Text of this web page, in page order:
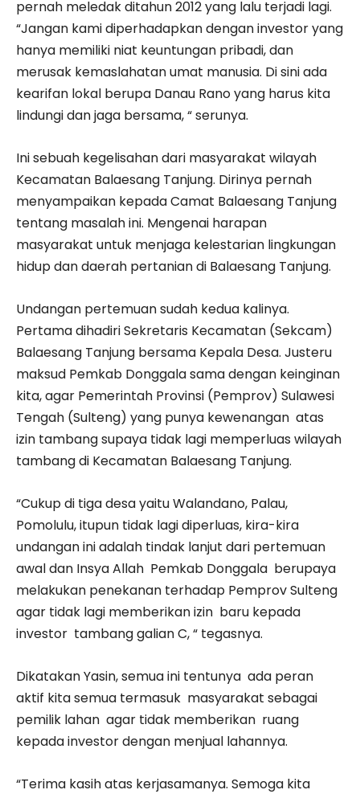
pernah meledak ditahun 2012 yang lalu terjadi lagi.
“Jangan kami diperhadapkan dengan investor yang
hanya memiliki niat keuntungan pribadi, dan
merusak kemaslahatan umat manusia. Di sini ada
kearifan lokal berupa Danau Rano yang harus kita
lindungi dan jaga bersama, “ serunya.
Ini sebuah kegelisahan dari masyarakat wilayah
Kecamatan Balaesang Tanjung. Dirinya pernah
menyampaikan kepada Camat Balaesang Tanjung
tentang masalah ini. Mengenai harapan
masyarakat untuk menjaga kelestarian lingkungan
hidup dan daerah pertanian di Balaesang Tanjung.
Undangan pertemuan sudah kedua kalinya.
Pertama dihadiri Sekretaris Kecamatan (Sekcam)
Balaesang Tanjung bersama Kepala Desa. Justeru
maksud Pemkab Donggala sama dengan keinginan
kita, agar Pemerintah Provinsi (Pemprov) Sulawesi
Tengah (Sulteng) yang punya kewenangan atas
izin tambang supaya tidak lagi memperluas wilayah
tambang di Kecamatan Balaesang Tanjung.
“Cukup di tiga desa yaitu Walandano, Palau,
Pomolulu, itupun tidak lagi diperluas, kira-kira
undangan ini adalah tindak lanjut dari pertemuan
awal dan Insya Allah Pemkab Donggala berupaya
melakukan penekanan terhadap Pemprov Sulteng
agar tidak lagi memberikan izin baru kepada
investor tambang galian C, “ tegasnya.
Dikatakan Yasin, semua ini tentunya ada peran
aktif kita semua termasuk masyarakat sebagai
pemilik lahan agar tidak memberikan ruang
kepada investor dengan menjual lahannya.
“Terima kasih atas kerjasamanya. Semoga kita